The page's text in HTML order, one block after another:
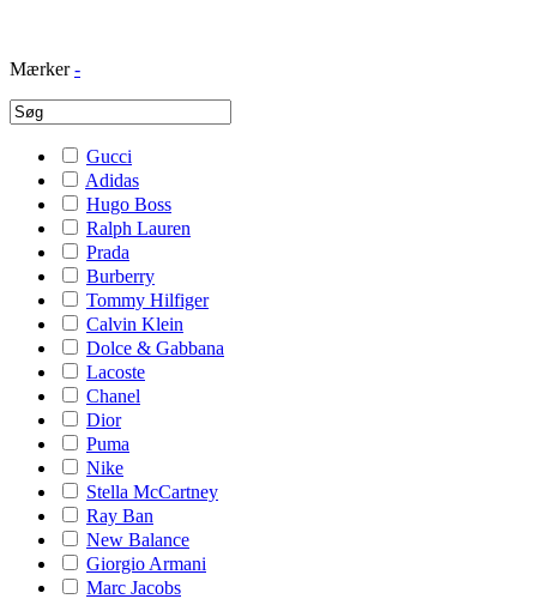
Mærker -
Gucci
Adidas
Hugo Boss
Ralph Lauren
Prada
Burberry
Tommy Hilfiger
Calvin Klein
Dolce & Gabbana
Lacoste
Chanel
Dior
Puma
Nike
Stella McCartney
Ray Ban
New Balance
Giorgio Armani
Marc Jacobs